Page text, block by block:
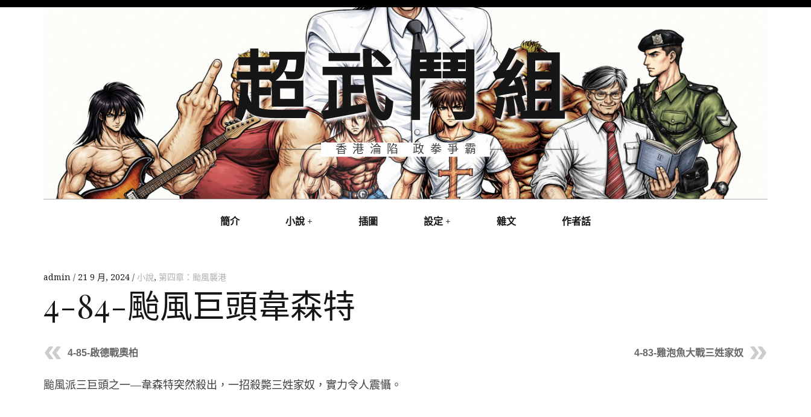
超武鬥組
香港淪陷 政拳爭霸
簡介 小說 插圖 設定 雜文 作者話
admin 21 9 月, 2024 小說, 第四章：颱風襲港
4-84-颱風巨頭韋森特
4-85-啟德戰奧柏 4-83-雞泡魚大戰三姓家奴
颱風派三巨頭之一—韋森特突然殺出，一招殺斃三姓家奴，實力令人震懾。